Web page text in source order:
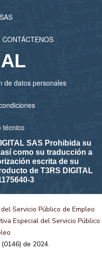
CONTÁCTENOS
de datos personales
técnico
SAS Prohibida su
como su traducción a
escrita de su
de T3RS DIGITAL
3
Servicio Público de Empleo
Especial del Servicio Público
(0146) de 2024.